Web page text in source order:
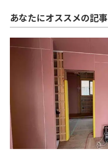
あなたにオススメの記事